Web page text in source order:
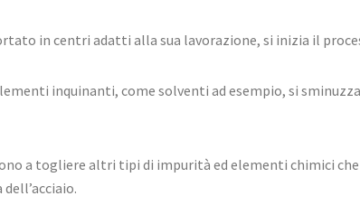
in centri adatti alla sua lavorazione, si inizia il
inquinanti, come solventi ad esempio, si
a togliere altri tipi di impurità ed elementi chimici